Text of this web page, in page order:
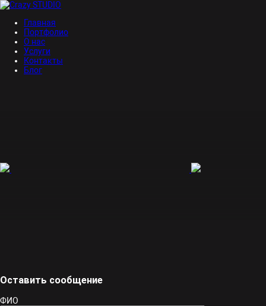
Главная
Портфолио
О нас
Услуги
Контакты
Блог
Оставить сообщение
ФИО